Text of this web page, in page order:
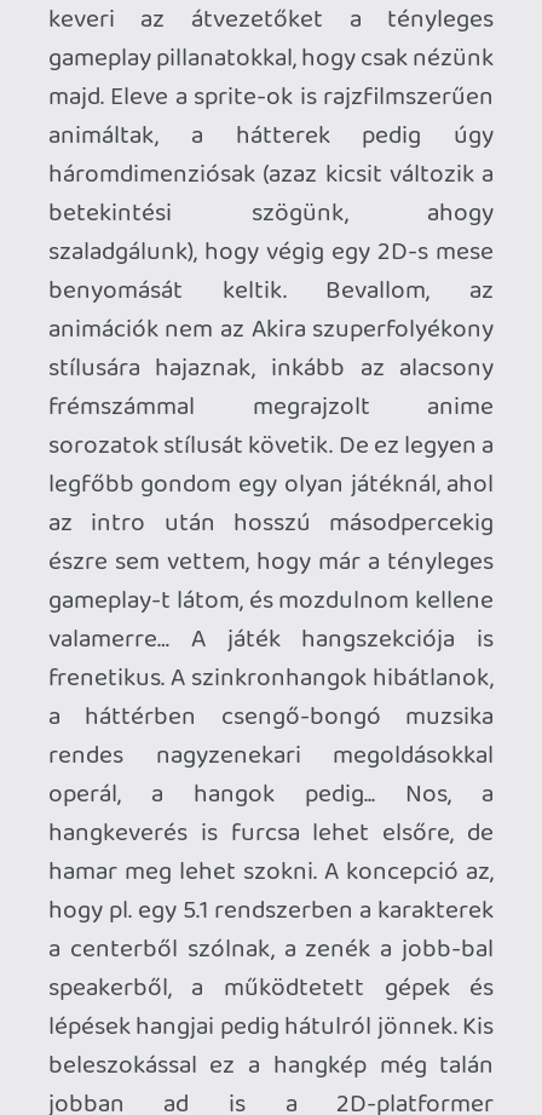
Ahhoz, hogy te is hozzászólj, be kell
jelentkezned!
mcmacko 2018.05.15 23:22:31 #007nw
tenor.com
melchiades
2018.05.15 12:05:50
melchiades 2018.05.15 12:05:50 #007nv
A Forgotling-Feledvény fordítás mesteri.
Ilyet is csak ezen az oldalon találhatsz.